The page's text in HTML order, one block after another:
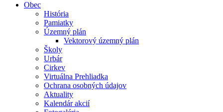
Obec
História
Pamiatky
Územný plán
Vektorový územný plán
Školy
Urbár
Cirkev
Virtuálna Prehliadka
Ochrana osobných údajov
Aktuality
Kalendár akcií